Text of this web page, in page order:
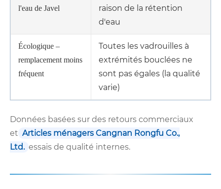
l'eau de Javel
raison de la rétention
d'eau
Écologique –
remplacement moins
fréquent
Toutes les vadrouilles à
extrémités bouclées ne
sont pas égales (la qualité
varie)
Données basées sur des retours commerciaux
et Articles ménagers Cangnan Rongfu Co.,
Ltd. essais de qualité internes.